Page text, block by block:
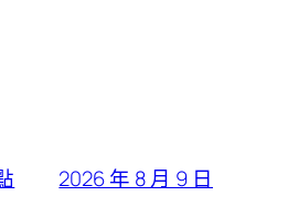
2026 年 8 月 9 日